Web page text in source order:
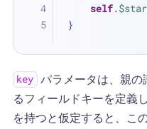
self.$star
}
key パラメータは、親の
るフィールドキーを定義し
を持つと仮定すると、こ